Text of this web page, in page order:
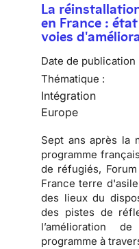
La
en France :
voies
Date de publication
Thématique :
Intégration
Europe
Sept ans après la
programme
de réfugiés,
France terre
des lieux du
des pistes de
l’amélioration
programme à